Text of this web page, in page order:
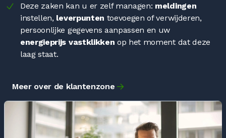
Deze zaken kan u er zelf managen: meldingen
instellen, leverpunten toevoegen of verwijderen,
persoonlijke gegevens aanpassen en uw
energieprijs vastklikken op het moment dat deze
laag staat.
Meer over de klantenzone